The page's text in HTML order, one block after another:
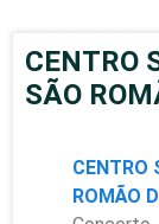
CENTRO
SÃO
CENTRO
ROMÃO